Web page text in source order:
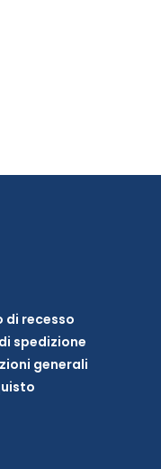
di recesso
spedizione
generali